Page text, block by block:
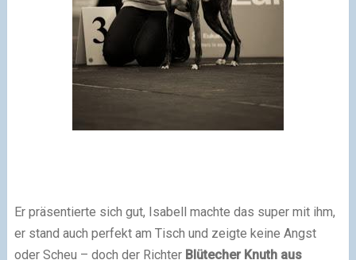
Er präsentierte sich gut, Isabell machte das super mit ihm,
er stand auch perfekt am Tisch und zeigte keine Angst
oder Scheu – doch der Richter Blütecher Knuth aus